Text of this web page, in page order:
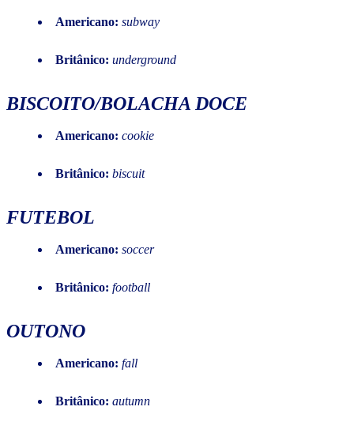
Americano: subway
Britânico: underground
BISCOITO/BOLACHA DOCE
Americano: cookie
Britânico: biscuit
FUTEBOL
Americano: soccer
Britânico: football
OUTONO
Americano: fall
Britânico: autumn